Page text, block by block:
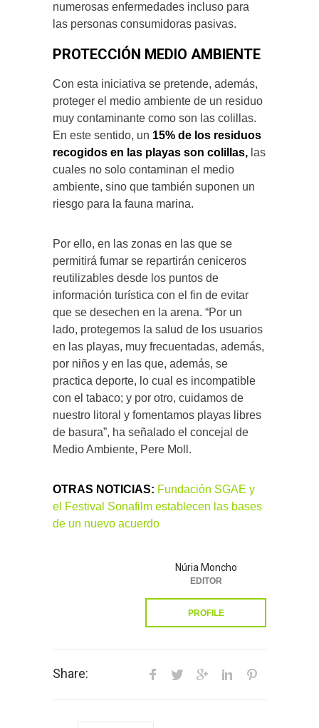
numerosas enfermedades incluso para
las personas consumidoras pasivas.
PROTECCIÓN MEDIO AMBIENTE
Con esta iniciativa se pretende, además,
proteger el medio ambiente de un residuo
muy contaminante como son las colillas.
En este sentido, un 15% de los residuos
recogidos en las playas son colillas, las
cuales no solo contaminan el medio
ambiente, sino que también suponen un
riesgo para la fauna marina.
Por ello, en las zonas en las que se
permitirá fumar se repartirán ceniceros
reutilizables desde los puntos de
información turística con el fin de evitar
que se desechen en la arena. “Por un
lado, protegemos la salud de los usuarios
en las playas, muy frecuentadas, además,
por niños y en las que, además, se
practica deporte, lo cual es incompatible
con el tabaco; y por otro, cuidamos de
nuestro litoral y fomentamos playas libres
de basura”, ha señalado el concejal de
Medio Ambiente, Pere Moll.
OTRAS NOTICIAS: Fundación SGAE y
el Festival Sonafilm establecen las bases
de un nuevo acuerdo
Núria Moncho
EDITOR
PROFILE
Share: